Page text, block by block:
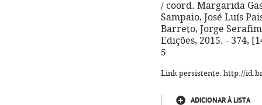
/ coord. Margarida
Sampaio, José Luís
Barreto, Jorge
Edições, 2015. - 374,
5
Link persistente: http://
ADICIONAR À LISTA